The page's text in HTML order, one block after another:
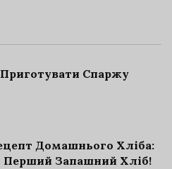
Приготувати Спаржу
Домашнього Хліба:
Перший Запашний Хліб!